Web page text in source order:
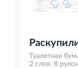
Туалетная
2 слоя, 8